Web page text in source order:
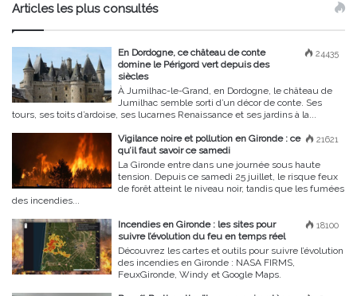
Articles les plus consultés
24435
En Dordogne, ce château de conte
domine le Périgord vert depuis des
siècles
À Jumilhac-le-Grand, en Dordogne, le château de
Jumilhac semble sorti d’un décor de conte. Ses
tours, ses toits d’ardoise, ses lucarnes Renaissance et ses jardins à la...
21621
Vigilance noire et pollution en Gironde : ce
qu’il faut savoir ce samedi
La Gironde entre dans une journée sous haute
tension. Depuis ce samedi 25 juillet, le risque feux
de forêt atteint le niveau noir, tandis que les fumées
des incendies...
18100
Incendies en Gironde : les sites pour
suivre l’évolution du feu en temps réel
Découvrez les cartes et outils pour suivre l’évolution
des incendies en Gironde : NASA FIRMS,
FeuxGironde, Windy et Google Maps.